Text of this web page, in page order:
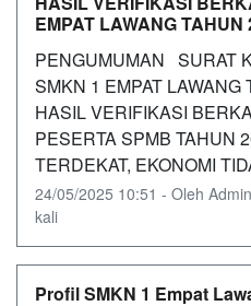
EMPAT LAWANG TAHUN
PENGUMUMAN SURAT
SMKN 1 EMPAT LAWANG
HASIL VERIFIKASI
PESERTA SPMB TAHUN
TERDEKAT, EKONOMI
24/05/2025 10:51 - Oleh
kali
Profil SMKN 1 Empat